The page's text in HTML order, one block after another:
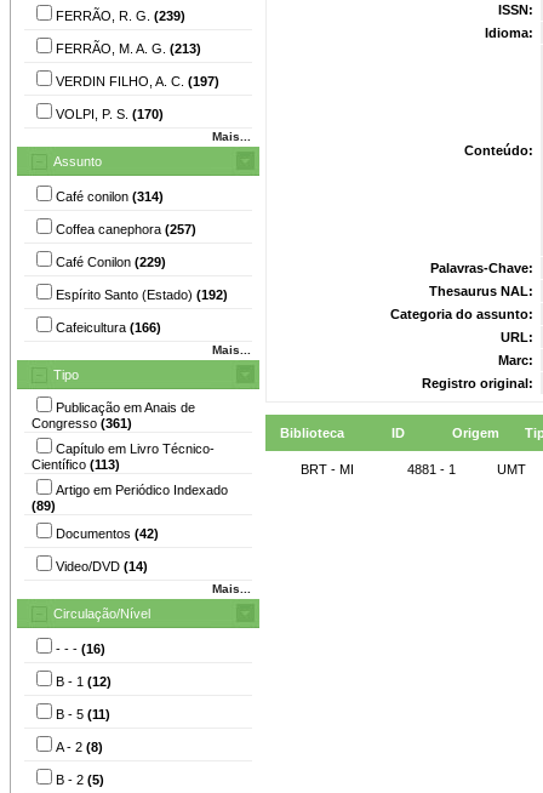
FERRÃO, R. G. (239)
FERRÃO, M. A. G. (213)
VERDIN FILHO, A. C. (197)
VOLPI, P. S. (170)
Mais...
Assunto
Café conilon (314)
Coffea canephora (257)
Café Conilon (229)
Espírito Santo (Estado) (192)
Cafeicultura (166)
Mais...
Tipo
Publicação em Anais de
Congresso (361)
Capítulo em Livro Técnico-
Científico (113)
Artigo em Periódico Indexado
(89)
Documentos (42)
Video/DVD (14)
Mais...
Circulação/Nível
- - - (16)
B - 1 (12)
B - 5 (11)
A - 2 (8)
B - 2 (5)
ISSN:
Idioma:
Conteúdo:
Palavras-Chave:
Thesaurus NAL:
Categoria do assunto:
URL:
Marc:
Registro original:
Biblioteca ID Origem
BRT - MI 4881 - 1 UMT